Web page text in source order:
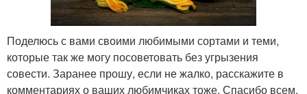
Поделюсь с вами своими любимыми сортами и теми,
которые так же могу посоветовать без угрызения
совести. Заранее прошу, если не жалко, расскажите в
комментариях о ваших любимчиках тоже. Спасибо всем,